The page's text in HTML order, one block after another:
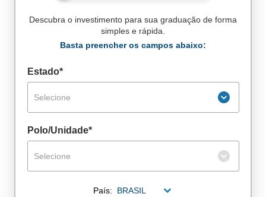
Excelência no mercado de trabalho
Descubra o investimento para sua graduação de forma
simples e rápida.
Basta preencher os campos abaixo:
Estado*
Selecione
Polo/Unidade*
Selecione
País: BRASIL